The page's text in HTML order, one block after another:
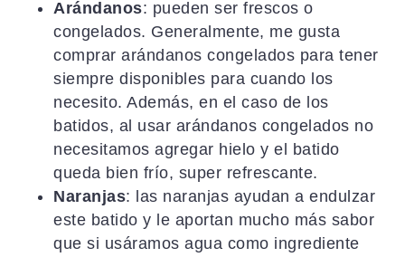
Arándanos: pueden ser frescos o
congelados. Generalmente, me gusta
comprar arándanos congelados para tener
siempre disponibles para cuando los
necesito. Además, en el caso de los
batidos, al usar arándanos congelados no
necesitamos agregar hielo y el batido
queda bien frío, super refrescante.
Naranjas: las naranjas ayudan a endulzar
este batido y le aportan mucho más sabor
que si usáramos agua como ingrediente